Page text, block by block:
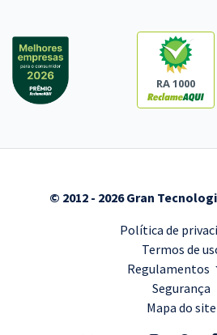
RA 1000
© 2012 - 2026 Gran
Política de
Termos de
Regulamentos
Segurança
Mapa do site